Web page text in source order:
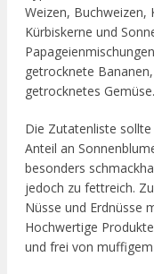
Weizen, Buchweizen,
Kürbiskerne und
getrocknete
getrocknetes Gemüse.
Die Zutatenliste
Anteil an
besonders
jedoch zu fettreich.
Nüsse und Erdnüsse
Hochwertige
und frei von